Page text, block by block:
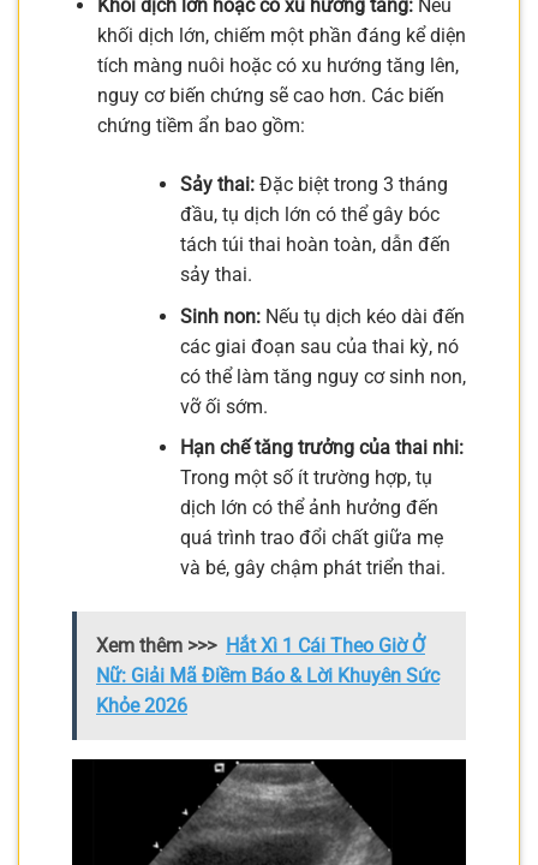
Khối dịch lớn hoặc có xu hướng tăng:Nếu
khối dịch lớn, chiếm một phần đáng kể diện
tích màng nuôi hoặc có xu hướng tăng lên,
nguy cơ biến chứng sẽ cao hơn. Các biến
chứng tiềm ẩn bao gồm:
Sảy thai:Đặc biệt trong 3 tháng
đầu, tụ dịch lớn có thể gây bóc
tách túi thai hoàn toàn, dẫn đến
sảy thai.
Sinh non:Nếu tụ dịch kéo dài đến
các giai đoạn sau của thai kỳ, nó
có thể làm tăng nguy cơ sinh non,
vỡ ối sớm.
Hạn chế tăng trưởng của thai nhi:
Trong một số ít trường hợp, tụ
dịch lớn có thể ảnh hưởng đến
quá trình trao đổi chất giữa mẹ
và bé, gây chậm phát triển thai.
Xem thêm >>> Hắt Xì 1 Cái Theo Giờ Ở
Nữ: Giải Mã Điềm Báo & Lời Khuyên Sức
Khỏe 2026